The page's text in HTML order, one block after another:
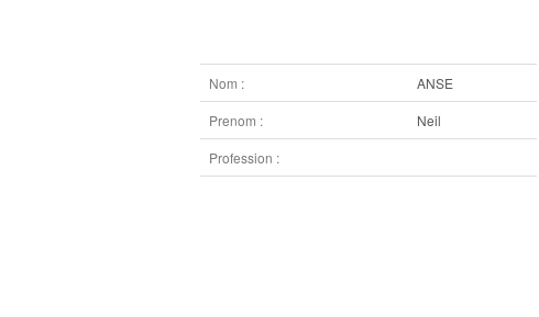
Nom :
ANSE
Prenom :
Neil
Profession :